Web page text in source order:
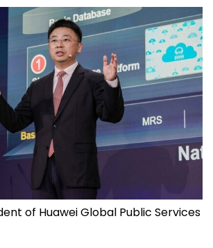
of Huawei Global Public Services